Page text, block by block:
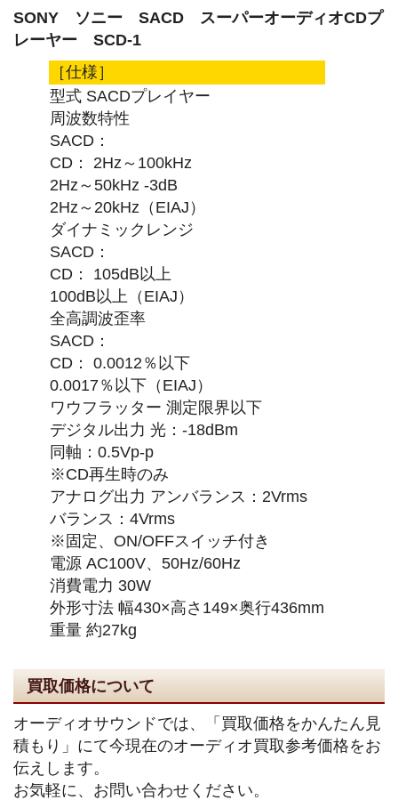
SONY ソニー SACD スーパーオーディオCDプ
レーヤー SCD-1
［仕様］
型式 SACDプレイヤー
周波数特性
SACD：
CD： 2Hz～100kHz
2Hz～50kHz -3dB
2Hz～20kHz（EIAJ）
ダイナミックレンジ
SACD：
CD： 105dB以上
100dB以上（EIAJ）
全高調波歪率
SACD：
CD： 0.0012％以下
0.0017％以下（EIAJ）
ワウフラッター 測定限界以下
デジタル出力 光：-18dBm
同軸：0.5Vp-p
※CD再生時のみ
アナログ出力 アンバランス：2Vrms
バランス：4Vrms
※固定、ON/OFFスイッチ付き
電源 AC100V、50Hz/60Hz
消費電力 30W
外形寸法 幅430×高さ149×奥行436mm
重量 約27kg
買取価格について
オーディオサウンドでは、「買取価格をかんたん見
積もり」にて今現在のオーディオ買取参考価格をお
伝えします。
お気軽に、お問い合わせください。